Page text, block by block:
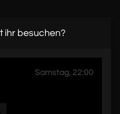
ihr besuchen?
Samstag, 22:00